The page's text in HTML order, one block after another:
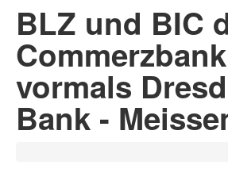
BLZ und BIC
Commerzbank
vormals
Bank -